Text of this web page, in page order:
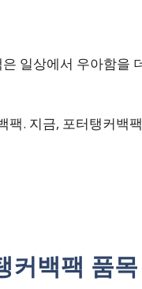
일상에서 우아함을
팩. 지금, 포터탱커백
커백팩 품목